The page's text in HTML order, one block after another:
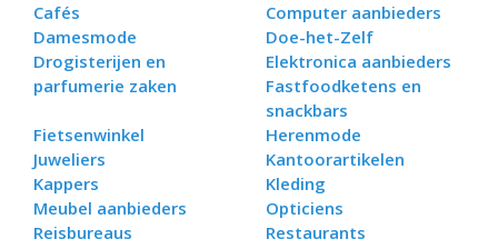
Cafés
Computer aanbieders
Damesmode
Doe-het-Zelf
Drogisterijen en
parfumerie zaken
Elektronica aanbieders
Fastfoodketens en
snackbars
Fietsenwinkel
Herenmode
Juweliers
Kantoorartikelen
Kappers
Kleding
Meubel aanbieders
Opticiens
Reisbureaus
Restaurants